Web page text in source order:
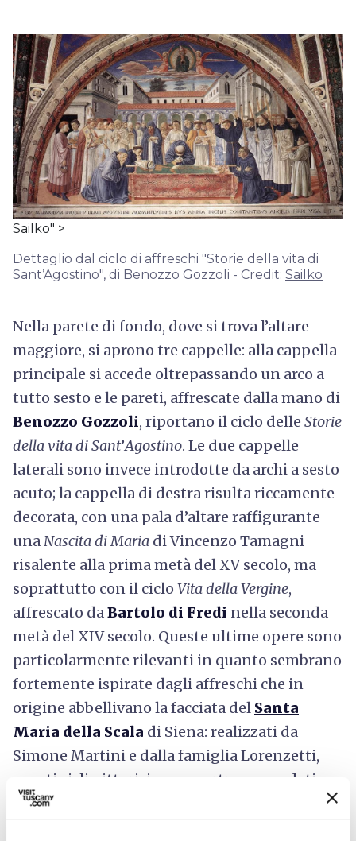
Sailko" >
Dettaglio dal ciclo di affreschi "Storie della vita di
Sant’Agostino", di Benozzo Gozzoli - Credit: Sailko
Nella parete di fondo, dove si trova l’altare
maggiore, si aprono tre cappelle: alla cappella
principale si accede oltrepassando un arco a
tutto sesto e le pareti, affrescate dalla mano di
Benozzo Gozzoli, riportano il ciclo delle Storie
della vita di Sant’Agostino. Le due cappelle
laterali sono invece introdotte da archi a sesto
acuto; la cappella di destra risulta riccamente
decorata, con una pala d’altare raffigurante
unaNascita di Maria di Vincenzo Tamagni
risalente alla prima metà del XV secolo, ma
soprattutto con il ciclo Vita della Vergine,
affrescato daBartolo di Fredi nella seconda
metà del XIV secolo. Queste ultime opere sono
particolarmente rilevanti in quanto sembrano
fortemente ispirate dagli affreschi che in
origine abbellivano la facciata del Santa
Maria della Scala di Siena: realizzati da
Simone Martini e dalla famiglia Lorenzetti,
questi cicli pittorici sono purtroppo andati
perduti.